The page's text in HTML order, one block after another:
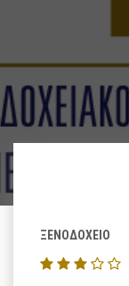
ΞΕΝΟΔΟΧΕΙΟ